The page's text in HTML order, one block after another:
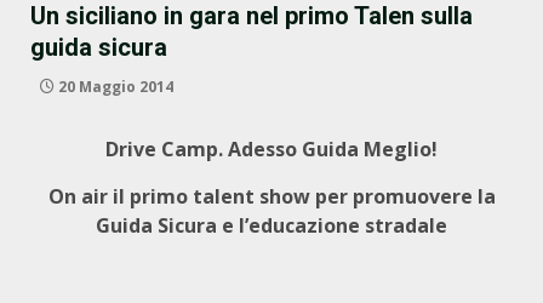
Un siciliano in gara nel primo Talen sulla
guida sicura
20 Maggio 2014
Drive Camp. Adesso Guida Meglio!
On air il primo talent show per promuovere la
Guida Sicura e l’educazione stradale